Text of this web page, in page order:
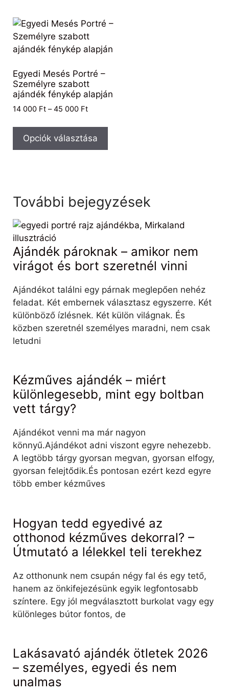
Egyedi Mesés Portré –
Személyre szabott
ajándék fénykép alapján
14 000 Ft – 45 000 Ft
Opciók választása
További bejegyzések
Ajándék pároknak – amikor nem
virágot és bort szeretnél vinni
Ajándékot találni egy párnak meglepően nehéz
feladat. Két embernek választasz egyszerre. Két
különböző ízlésnek. Két külön világnak. És
közben szeretnél személyes maradni, nem csak
letudni
Kézműves ajándék – miért
különlegesebb, mint egy boltban
vett tárgy?
Ajándékot venni ma már nagyon
könnyű.Ajándékot adni viszont egyre nehezebb.
A legtöbb tárgy gyorsan megvan, gyorsan elfogy,
gyorsan felejtődik.És pontosan ezért kezd egyre
több ember kézműves
Hogyan tedd egyedivé az
otthonod kézműves dekorral? –
Útmutató a lélekkel teli terekhez
Az otthonunk nem csupán négy fal és egy tető,
hanem az önkifejezésünk egyik legfontosabb
színtere. Egy jól megválasztott burkolat vagy egy
különleges bútor fontos, de
Lakásavató ajándék ötletek 2026
– személyes, egyedi és nem
unalmas